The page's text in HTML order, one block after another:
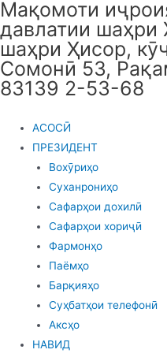
Skip
to
content
Мақомоти
давлатии шаҳри
шаҳри Ҳисор,
Сомонӣ 53,
83139 2-53-68
АСОСӢ
ПРЕЗИДЕНТ
Вохӯриҳо
Суханрониҳо
Сафарҳои дохилӣ
Сафарҳои хориҷӣ
Фармонҳо
Паёмҳо
Барқияҳо
Суҳбатҳои телефонӣ
Аксҳо
НАВИД